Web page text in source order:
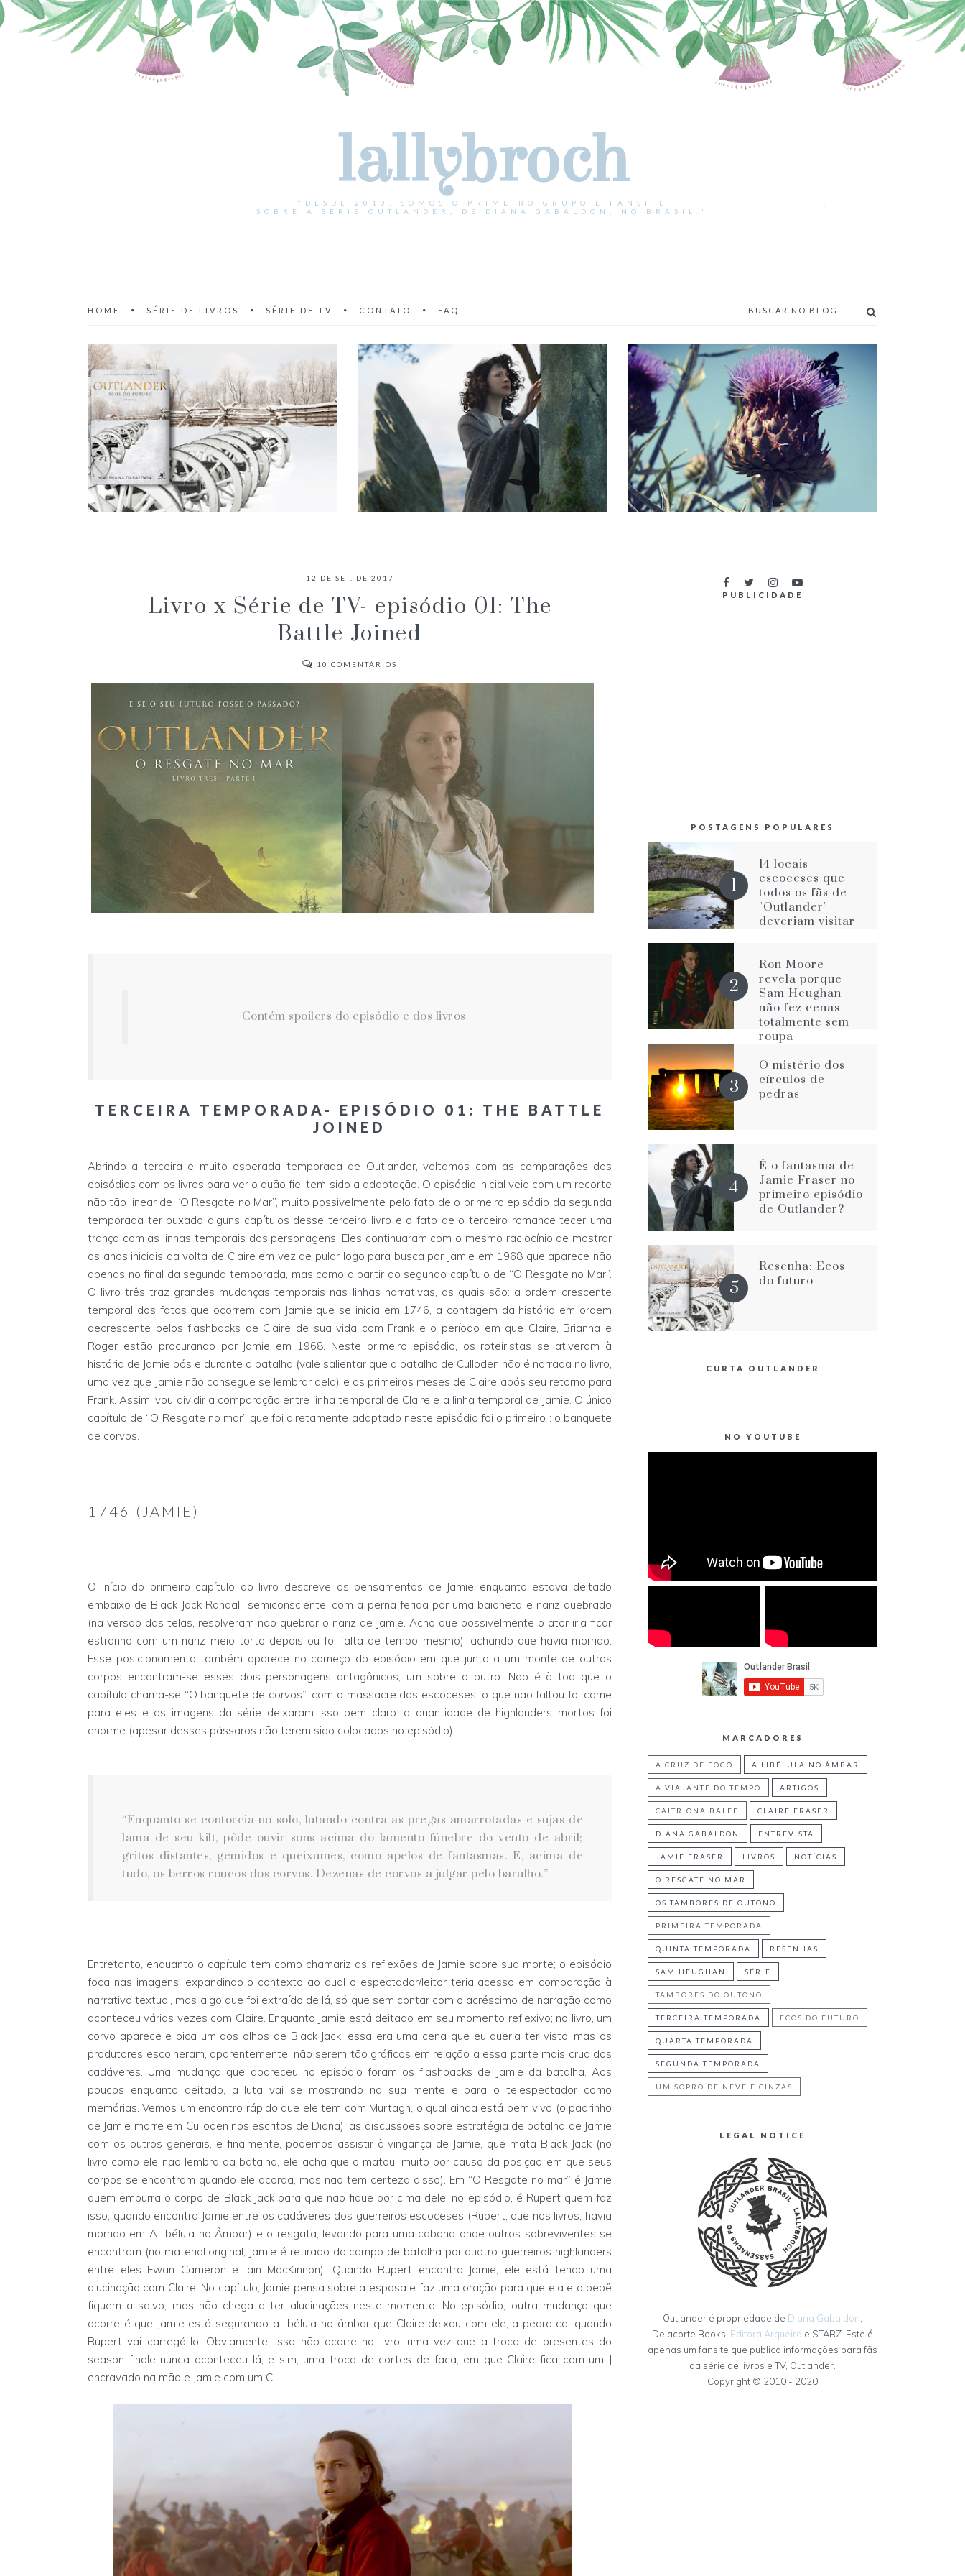
lallybroch
"DESDE 2010, SOMOS O PRIMEIRO GRUPO E FANSITE
SOBRE A SÉRIE OUTLANDER, DE DIANA GABALDON, NO BRASIL."
HOME SÉRIE DE LIVROS SÉRIE DE TV CONTATO FAQ
12 DE SET. DE 2017
Livro x Série de TV- episódio 01: The
Battle Joined
10 COMENTÁRIOS
Contém spoilers do episódio e dos livros
TERCEIRA TEMPORADA- EPISÓDIO 01: THE BATTLE
JOINED
Abrindo a terceira e muito esperada temporada de Outlander, voltamos com as comparações dos
episódios com os livros para ver o quão fiel tem sido a adaptação. O episódio inicial veio com um recorte
não tão linear de “O Resgate no Mar”, muito possivelmente pelo fato de o primeiro episódio da segunda
temporada ter puxado alguns capítulos desse terceiro livro e o fato de o terceiro romance tecer uma
trança com as linhas temporais dos personagens. Eles continuaram com o mesmo raciocínio de mostrar
os anos iniciais da volta de Claire em vez de pular logo para busca por Jamie em 1968 que aparece não
apenas no final da segunda temporada, mas como a partir do segundo capítulo de “O Resgate no Mar”.
O livro três traz grandes mudanças temporais nas linhas narrativas, as quais são: a ordem crescente
temporal dos fatos que ocorrem com Jamie que se inicia em 1746, a contagem da história em ordem
decrescente pelos flashbacks de Claire de sua vida com Frank e o período em que Claire, Brianna e
Roger estão procurando por Jamie em 1968. Neste primeiro episódio, os roteiristas se ativeram à
história de Jamie pós e durante a batalha (vale salientar que a batalha de Culloden não é narrada no livro,
uma vez que Jamie não consegue se lembrar dela) e os primeiros meses de Claire após seu retorno para
Frank. Assim, vou dividir a comparação entre linha temporal de Claire e a linha temporal de Jamie. O único
capítulo de “O Resgate no mar” que foi diretamente adaptado neste episódio foi o primeiro : o banquete
de corvos.
1746 (JAMIE)
O início do primeiro capítulo do livro descreve os pensamentos de Jamie enquanto estava deitado
embaixo de Black Jack Randall, semiconsciente, com a perna ferida por uma baioneta e nariz quebrado
(na versão das telas, resolveram não quebrar o nariz de Jamie. Acho que possivelmente o ator iria ficar
estranho com um nariz meio torto depois ou foi falta de tempo mesmo), achando que havia morrido.
Esse posicionamento também aparece no começo do episódio em que junto a um monte de outros
corpos encontram-se esses dois personagens antagônicos, um sobre o outro. Não é à toa que o
capítulo chama-se “O banquete de corvos”, com o massacre dos escoceses, o que não faltou foi carne
para eles e as imagens da série deixaram isso bem claro: a quantidade de highlanders mortos foi
enorme (apesar desses pássaros não terem sido colocados no episódio).
“Enquanto se contorcia no solo, lutando contra as pregas amarrotadas e sujas de
lama de seu kilt, pôde ouvir sons acima do lamento fúnebre do vento de abril;
gritos distantes, gemidos e queixumes, como apelos de fantasmas. E, acima de
tudo, os berros roucos dos corvos. Dezenas de corvos a julgar pelo barulho.”
Entretanto, enquanto o capítulo tem como chamariz as reflexões de Jamie sobre sua morte; o episódio
foca nas imagens, expandindo o contexto ao qual o espectador/leitor teria acesso em comparação à
narrativa textual, mas algo que foi extraído de lá, só que sem contar com o acréscimo de narração como
aconteceu várias vezes com Claire. Enquanto Jamie está deitado em seu momento reflexivo; no livro, um
corvo aparece e bica um dos olhos de Black Jack, essa era uma cena que eu queria ter visto; mas os
produtores escolheram, aparentemente, não serem tão gráficos em relação a essa parte mais crua dos
cadáveres. Uma mudança que apareceu no episódio foram os flashbacks de Jamie da batalha. Aos
poucos enquanto deitado, a luta vai se mostrando na sua mente e para o telespectador como
memórias. Vemos um encontro rápido que ele tem com Murtagh, o qual ainda está bem vivo (o padrinho
de Jamie morre em Culloden nos escritos de Diana), as discussões sobre estratégia de batalha de Jamie
com os outros generais, e finalmente, podemos assistir à vingança de Jamie, que mata Black Jack (no
livro como ele não lembra da batalha, ele acha que o matou, muito por causa da posição em que seus
corpos se encontram quando ele acorda, mas não tem certeza disso). Em “O Resgate no mar” é Jamie
quem empurra o corpo de Black Jack para que não fique por cima dele; no episódio, é Rupert quem faz
isso, quando encontra Jamie entre os cadáveres dos guerreiros escoceses (Rupert, que nos livros, havia
morrido em A libélula no Âmbar) e o resgata, levando para uma cabana onde outros sobreviventes se
encontram (no material original, Jamie é retirado do campo de batalha por quatro guerreiros highlanders
entre eles Ewan Cameron e Iain MacKinnon). Quando Rupert encontra Jamie, ele está tendo uma
alucinação com Claire. No capítulo, Jamie pensa sobre a esposa e faz uma oração para que ela e o bebê
fiquem a salvo, mas não chega a ter alucinações neste momento. No episódio, outra mudança que
ocorre é que Jamie está segurando a libélula no âmbar que Claire deixou com ele, a pedra cai quando
Rupert vai carregá-lo. Obviamente, isso não ocorre no livro, uma vez que a troca de presentes do
season finale nunca aconteceu lá; e sim, uma troca de cortes de faca, em que Claire fica com um J
encravado na mão e Jamie com um C.
PUBLICIDADE
POSTAGENS POPULARES
14 locais
escoceses que
todos os fãs de
"Outlander"
deveriam visitar
Ron Moore
revela porque
Sam Heughan
não fez cenas
totalmente sem
roupa
O mistério dos
círculos de
pedras
É o fantasma de
Jamie Fraser no
primeiro episódio
de Outlander?
Resenha: Ecos
do futuro
CURTA OUTLANDER
NO YOUTUBE
MARCADORES
A CRUZ DE FOGO A LIBÉLULA NO ÂMBAR
A VIAJANTE DO TEMPO ARTIGOS
CAITRIONA BALFE CLAIRE FRASER
DIANA GABALDON ENTREVISTA
JAMIE FRASER LIVROS NOTÍCIAS
O RESGATE NO MAR
OS TAMBORES DE OUTONO
PRIMEIRA TEMPORADA
QUINTA TEMPORADA RESENHAS
SAM HEUGHAN SÉRIE
TAMBORES DO OUTONO
TERCEIRA TEMPORADA ECOS DO FUTURO
QUARTA TEMPORADA
SEGUNDA TEMPORADA
UM SOPRO DE NEVE E CINZAS
LEGAL NOTICE
Outlander é propriedade de Diana Gabaldon,
Delacorte Books, Editora Arqueiro e STARZ. Este é
apenas um fansite que publica informações para fãs
da série de livros e TV, Outlander.
Copyright © 2010 - 2020